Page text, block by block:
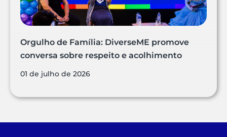
Orgulho de Família: DiverseME promove
conversa sobre respeito e acolhimento
01 de julho de 2026